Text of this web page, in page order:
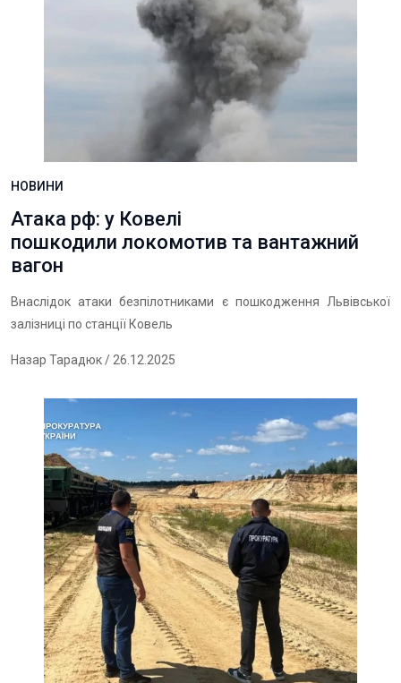
НОВИНИ
Атака рф: у Ковелі
пошкодили локомотив та вантажний
вагон
Внаслідок атаки безпілотниками є пошкодження Львівської
залізниці по станції Ковель
Назар Тарадюк/ 26.12.2025